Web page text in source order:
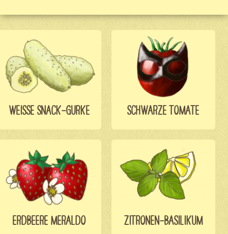
WEISSE SNACK-GURKE SCHWARZE TOMATE
ERDBEERE MERALDO ZITRONEN-BASILIKUM